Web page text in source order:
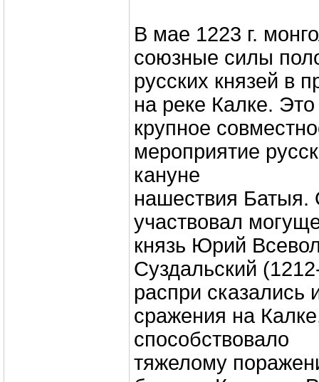
В мае 1223 г.
союзные силы
русских князей в
на реке Калке.
крупное
мероприятие
кануне
нашествия Батыя.
участвовал
князь Юрий
Суздальский
распри сказались
сражения на
способствовало
тяжелому